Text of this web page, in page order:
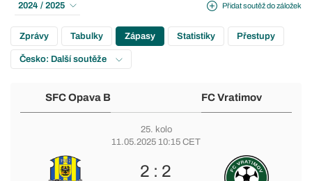
Přidat soutěž do záložek
2024 / 2025
Zprávy Tabulky Zápasy Statistiky Přestupy
Česko: Další soutěže
SFC Opava B FC Vratimov
25. kolo
11.05.2025 10:15 CET
2 : 2